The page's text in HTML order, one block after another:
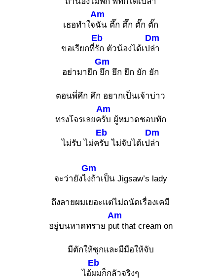
เธอทำใจ
Am
ฉัน ตึ๊ก ตึ๊ก ตั๊ก ตั๊ก
ขอเรียกที่
Eb
รัก ตัวน้องได้เป
Dm
ล่า
อย่ามายึก
Gm
ยึก ยึก ยึก ยัก ยัก
ตอนพี่คึก คึก อยากเป็นเจ้าบ่าว
ทรงโจรเลยค
Am
รับ ผู้หมวดชอบทัก
ไม่รับ ไม่ค
Eb
รับ ไม่จับได้เป
Dm
ล่า
จะว่ายังไ
Gm
งถ้าเป็น Jigsaw’s lady
ถึงลายผมเยอะแต่ไม่ถนัดเรื่องเคมี
อยู่บนหาดทราย p
Am
ut that cream on
มีตักให้ซุกและมีมือให้จับ
ไอ้
Eb
ผมก็กลัวจริงๆ